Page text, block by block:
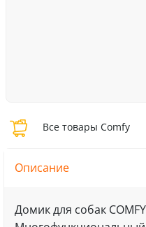
Все товары Comfy
Описание
Домик для собак